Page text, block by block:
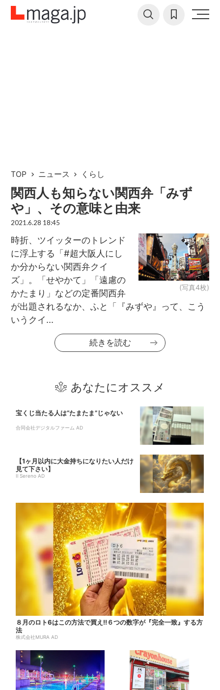
TOP ニュース くらし
関西人も知らない関西弁「みず
や」、その意味と由来
2021.6.28 18:45
(写真4枚)
時折、ツイッターのトレンド
に浮上する「#超大阪人にし
か分からない関西弁クイ
ズ」。「せやかて」「遠慮の
かたまり」などの定番関西弁
が出題されるなか、ふと「『みずや』って、こう
いうクイ...
続きを読む
あなたにオススメ
宝くじ当たる人は“たまたま”じゃない
合同会社デジタルファーム AD
【1ヶ月以内に大金持ちになりたい人だけ
見て下さい】
Il Sereno AD
８月のロト6はこの方法で買え!!６つの数字が『完全一致』する方
法
株式会社MURA AD